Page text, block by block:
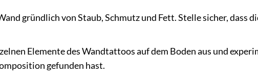
gründlich von Staub, Schmutz und Fett. Stelle sicher, dass
Elemente des Wandtattoos auf dem Boden aus und
gefunden hast.